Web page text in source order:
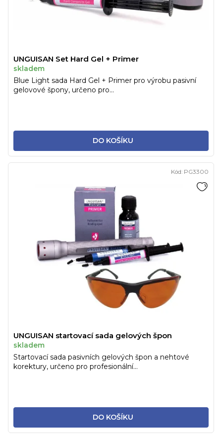
UNGUISAN Set Hard Gel + Primer
skladem
DO KOŠÍKU
Blue Light sada Hard Gel + Primer pro výrobu pasivní
gelovové špony, určeno pro...
UNGUISAN startovací sada gelových špon
skladem
DO KOŠÍKU
Startovací sada pasivních gelových špon a nehtové
korektury, určeno pro profesionální...
Kód: PG3300